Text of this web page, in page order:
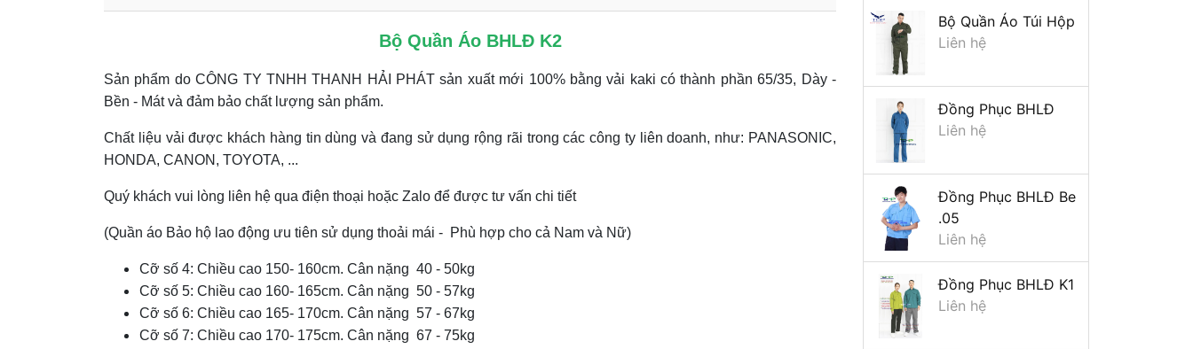
Bộ Quần Áo BHLĐ K2
Sản phẩm do CÔNG TY TNHH THANH HẢI PHÁT sản xuất mới 100% bằng vải kaki có thành phần 65/35, Dày -
Bền - Mát và đảm bảo chất lượng sản phẩm.
Chất liệu vải được khách hàng tin dùng và đang sử dụng rộng rãi trong các công ty liên doanh, như: PANASONIC,
HONDA, CANON, TOYOTA, ...
Quý khách vui lòng liên hệ qua điện thoại hoặc Zalo để được tư vấn chi tiết
(Quần áo Bảo hộ lao động ưu tiên sử dụng thoải mái - Phù hợp cho cả Nam và Nữ)
Cỡ số 4: Chiều cao 150- 160cm. Cân nặng 40 - 50kg
Cỡ số 5: Chiều cao 160- 165cm. Cân nặng 50 - 57kg
Cỡ số 6: Chiều cao 165- 170cm. Cân nặng 57 - 67kg
Cỡ số 7: Chiều cao 170- 175cm. Cân nặng 67 - 75kg
Bộ Quần Áo Túi Hộp
Liên hệ
Đồng Phục BHLĐ
Liên hệ
Đồng Phục BHLĐ Be
.05
Liên hệ
Đồng Phục BHLĐ K1
Liên hệ